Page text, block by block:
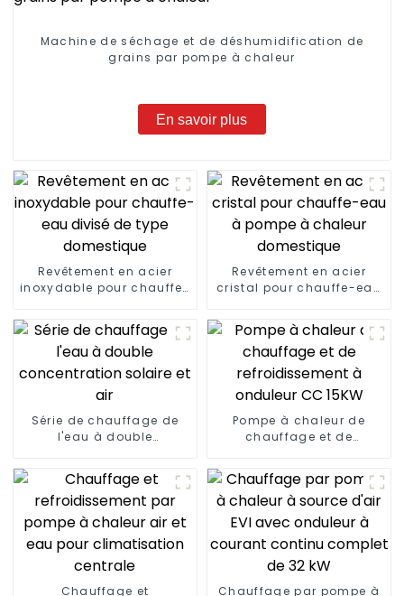
Machine de séchage et de déshumidification de
grains par pompe à chaleur
En savoir plus
Revêtement en acier
inoxydable pour chauffe-
Revêtement en acier
cristal pour chauffe-eau
domestique
Série de chauffage de
l'eau à double
Pompe à chaleur de
chauffage et de
Chauffage et Chauffage par pompe à